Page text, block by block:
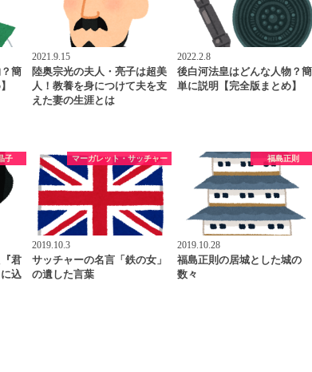
簡
2021.9.15
陸奥宗光の夫人・亮子は超美
人！教養を身につけて夫を支
えた妻の生涯とは
2022.2.8
後白河法皇はどんな人物？簡
単に説明【完全版まとめ】
子
君
込
マーガレット・サッチャー
2019.10.3
サッチャーの名言「鉄の女」
の遺した言葉
福島正則
2019.10.28
福島正則の居城とした城の
数々